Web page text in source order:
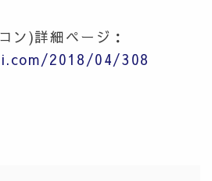
ン)詳細ページ：
2018/04/308